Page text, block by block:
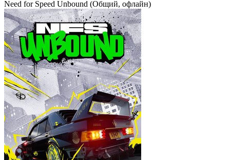
Need for Speed Unbound (Общий, офлайн)